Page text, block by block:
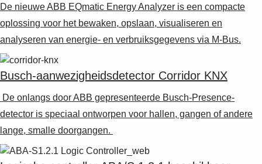
De nieuwe ABB EQmatic Energy Analyzer is een compacte
oplossing voor het bewaken, opslaan, visualiseren en
analyseren van energie- en verbruiksgegevens via M-Bus.
Busch-aanwezigheidsdetector Corridor KNX
De onlangs door ABB gepresenteerde Busch-Presence-
detector is speciaal ontworpen voor hallen, gangen of andere
lange, smalle doorgangen.